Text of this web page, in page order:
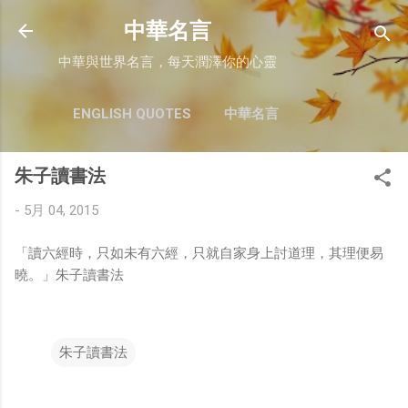
跳至主要內容
中華名言
中華與世界名言，每天潤澤你的心靈
ENGLISH QUOTES 中華名言
朱子讀書法
- 5月 04, 2015
「讀六經時，只如未有六經，只就自家身上討道理，其理便易
曉。」朱子讀書法
朱子讀書法